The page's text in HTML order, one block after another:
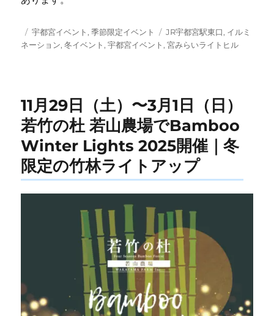
投
稿
カ
テ
宇都宮イベント ,季節限定イベント
タ
グ
JR宇都宮駅東口, イルミ
ネーション,冬イベント ,宇都宮イベント ,宮みらいライトヒル
11月29日（土）〜3月1日（日）
若竹の杜 若山農場でBamboo
Winter Lights 2025開催｜冬
限定の竹林ライトアップ